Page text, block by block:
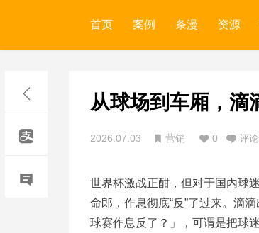
首页 案例 条漫 资源
从球场到车厢，滴
2026.07.03 营销 0 评
世界杯激战正酣，但对于国内球
命郎，作息彻底“反”了过来。滴
球赛作息反了？」，可谓是把球